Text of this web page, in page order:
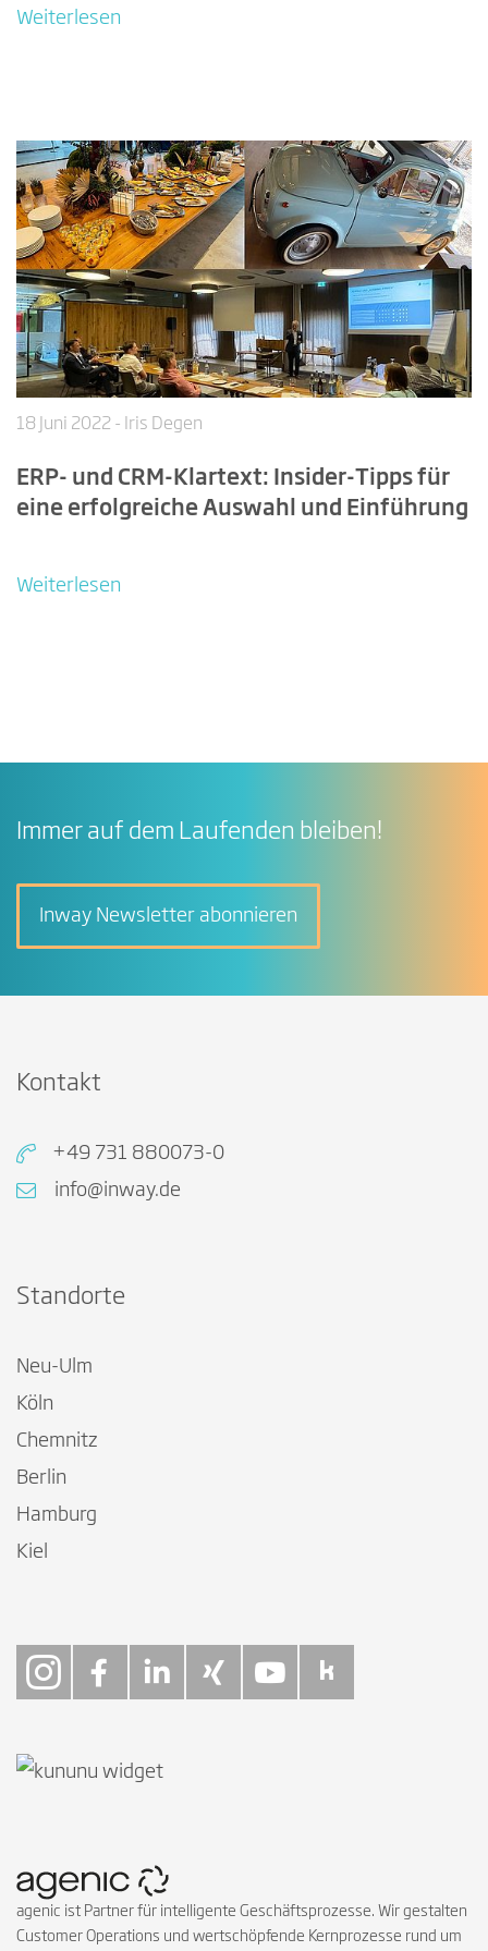
Weiterlesen
18 Juni 2022 - Iris Degen
ERP- und CRM-Klartext: Insider-Tipps für
eine erfolgreiche Auswahl und Einführung
Weiterlesen
Immer auf dem Laufenden bleiben!
Inway Newsletter abonnieren
Kontakt
+49 731 880073-0
info@inway.de
Standorte
Neu-Ulm
Köln
Chemnitz
Berlin
Hamburg
Kiel
agenic ist Partner für intelligente Geschäftsprozesse. Wir gestalten
Customer Operations und wertschöpfende Kernprozesse rund um